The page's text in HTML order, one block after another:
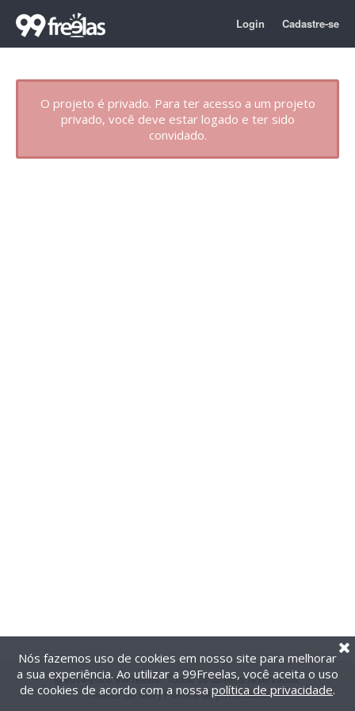
Login Cadastre-se
O projeto é privado. Para ter acesso a um projeto
privado, você deve estar logado e ter sido
convidado.
@2014-2026 99Freelas. Todos os direitos reservados.
Termos de uso| Política de privacidade
Nós fazemos uso de cookies em nosso site para melhorar
a sua experiência. Ao utilizar a 99Freelas, você aceita o uso
de cookies de acordo com a nossa política de privacidade.